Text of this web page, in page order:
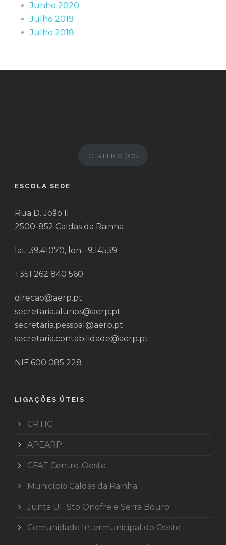
Junho 2020
Julho 2019
Julho 2018
CERTIFICADOS
ESCOLA SEDE
Rua D. João II
2500-852 Caldas da Rainha
lat. 39.41070, lon. -9.14539
+351 262 840 560
direcao@aerp.pt
secretaria.alunos@aerp.pt
secretaria.pessoal@aerp.pt
secretaria.contabilidade@aerp.pt
NIF 600 085 228
LIGAÇÕES ÚTEIS
CRTIC
APEARP
CFAE Centro-Oeste
Município Caldas da Rainha
Junta UF Sto Onofre e Serra Bouro
Comunidade Intermunicipal do Oeste